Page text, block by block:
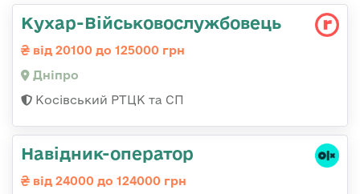
Кухар-Військовослужбовець
від 20100 до 125000 грн
Дніпро
Косівський РТЦК та СП
Навідник-оператор
від 24000 до 124000 грн